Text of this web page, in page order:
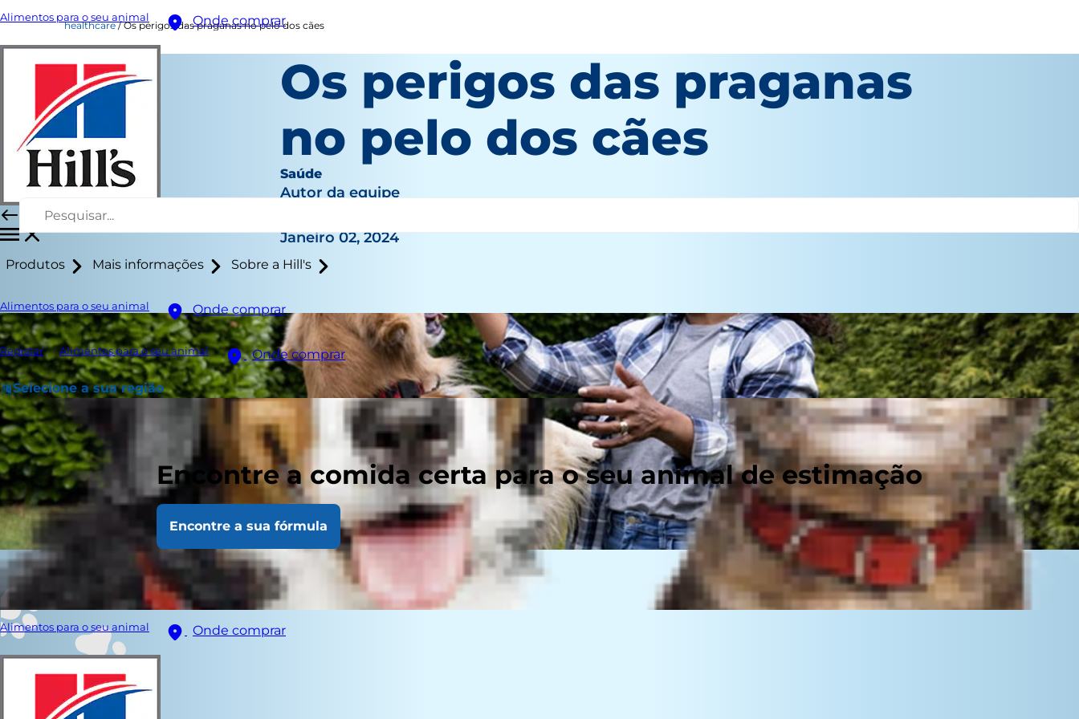
Alimentos para o seu animal Onde comprar
Produtos Mais informações Sobre a Hill's
Alimentos para o seu animal Onde comprar
Registar Alimentos para o seu animal Onde comprar
Selecione a sua região
Encontre a comida certa para o seu animal de estimação
Encontre a sua fórmula
Alimentos para o seu animal Onde comprar
healthcare Os perigos das praganas no pelo dos cães
Os perigos das praganas
no pelo dos cães
Saúde
Autor da equipe
Janeiro 02, 2024